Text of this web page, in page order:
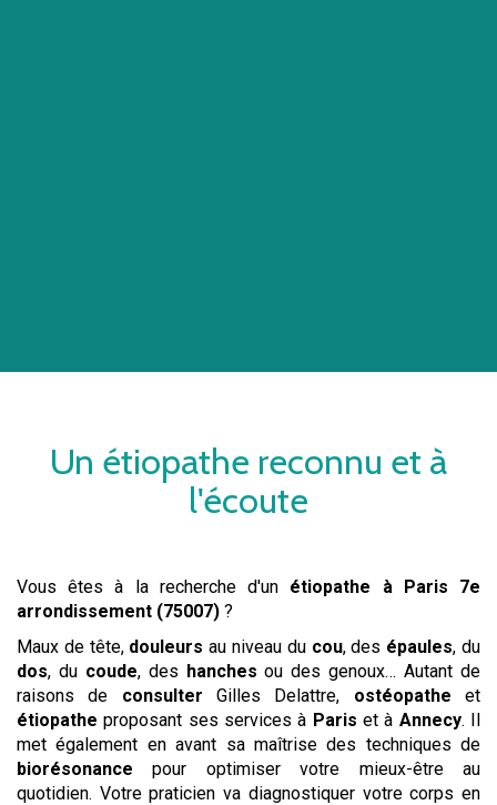
Un étiopathe reconnu et à
l'écoute
Vous êtes à la recherche d'un étiopathe
à Paris 7e
arrondissement (75007) ?
Maux de tête, douleurs au niveau du cou, des épaules, du
dos, du coude, des hanches ou des genoux… Autant de
raisons de consulter Gilles Delattre, ostéopathe et
étiopathe proposant ses services à Paris et à Annecy. Il
met également en avant sa maîtrise des techniques de
biorésonance pour optimiser votre mieux-être au
quotidien. Votre praticien va diagnostiquer votre corps en